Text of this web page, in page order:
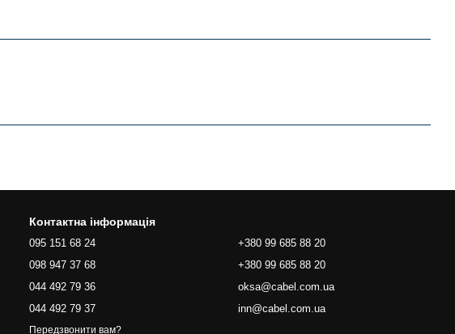
Контактна інформація
095 151 68 24
098 947 37 68
044 492 79 36
044 492 79 37
Передзвонити вам?
+380 99 685 88 20
+380 99 685 88 20
oksa@cabel.com.ua
inn@cabel.com.ua